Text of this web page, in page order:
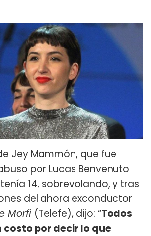
Jey Mammón, que fue
por Lucas Benvenuto
14, sobrevolando, y tras
del ahora exconductor
Morfi (Telefe), dijo: “Todos
por decir lo que